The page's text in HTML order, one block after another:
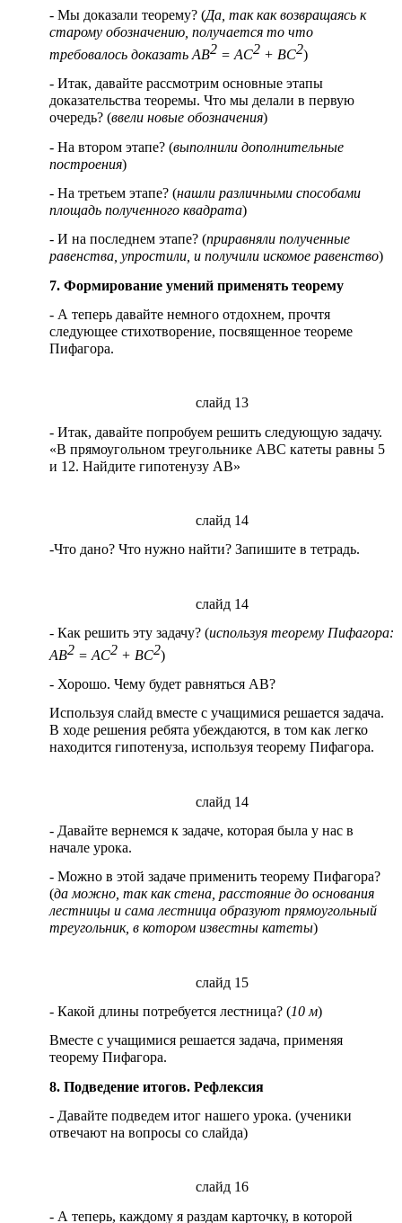
- Мы доказали теорему? (Да, так как возвращаясь к
старому обозначению, получается то что
требовалось доказать АВ2 = АС2 + BC2)
- Итак, давайте рассмотрим основные этапы
доказательства теоремы. Что мы делали в первую
очередь? (ввели новые обозначения)
- На втором этапе? (выполнили дополнительные
построения)
- На третьем этапе? (нашли различными способами
площадь полученного квадрата)
- И на последнем этапе? (приравняли полученные
равенства, упростили, и получили искомое равенство)
7. Формирование умений применять теорему
- А теперь давайте немного отдохнем, прочтя
следующее стихотворение, посвященное теореме
Пифагора.
слайд 13
- Итак, давайте попробуем решить следующую задачу.
«В прямоугольном треугольнике АВС катеты равны 5
и 12. Найдите гипотенузу АВ»
слайд 14
-Что дано? Что нужно найти? Запишите в тетрадь.
слайд 14
- Как решить эту задачу? (используя теорему Пифагора:
АВ2 = АС2 + BC2)
- Хорошо. Чему будет равняться АВ?
Используя слайд вместе с учащимися решается задача.
В ходе решения ребята убеждаются, в том как легко
находится гипотенуза, используя теорему Пифагора.
слайд 14
- Давайте вернемся к задаче, которая была у нас в
начале урока.
- Можно в этой задаче применить теорему Пифагора?
(да можно, так как стена, расстояние до основания
лестницы и сама лестница образуют прямоугольный
треугольник, в котором известны катеты)
слайд 15
- Какой длины потребуется лестница? (10 м)
Вместе с учащимися решается задача, применяя
теорему Пифагора.
8. Подведение итогов. Рефлексия
- Давайте подведем итог нашего урока. (ученики
отвечают на вопросы со слайда)
слайд 16
- А теперь, каждому я раздам карточку, в которой